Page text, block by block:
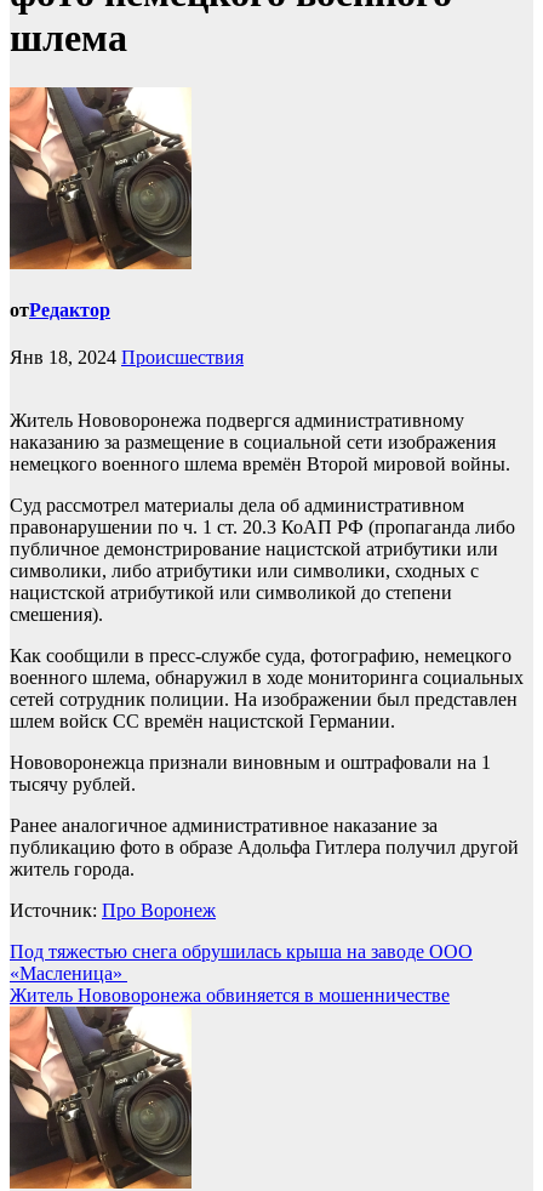
шлема
отРедактор
Янв 18, 2024 Происшествия
Житель Нововоронежа подвергся административному
наказанию за размещение в социальной сети изображения
немецкого военного шлема времён Второй мировой войны.
Суд рассмотрел материалы дела об административном
правонарушении по ч. 1 ст. 20.3 КоАП РФ (пропаганда либо
публичное демонстрирование нацистской атрибутики или
символики, либо атрибутики или символики, сходных с
нацистской атрибутикой или символикой до степени
смешения).
Как сообщили в пресс-службе суда, фотографию, немецкого
военного шлема, обнаружил в ходе мониторинга социальных
сетей сотрудник полиции. На изображении был представлен
шлем войск СС времён нацистской Германии.
Нововоронежца признали виновным и оштрафовали на 1
тысячу рублей.
Ранее аналогичное административное наказание за
публикацию фото в образе Адольфа Гитлера получил другой
житель города.
Источник: Про Воронеж
Навигация
по
записям
Под тяжестью снега обрушилась крыша на заводе ООО
«Масленица»
Житель Нововоронежа обвиняется в мошенничестве